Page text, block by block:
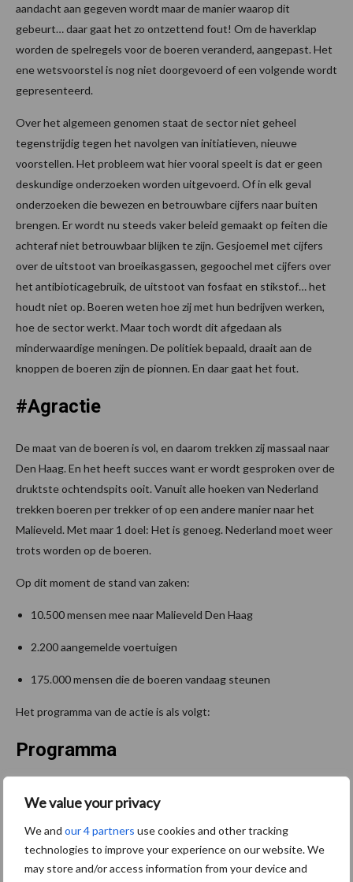
We value your privacy
We and our 4 partners use cookies and other tracking
technologies to improve your experience on our website. We
may store and/or access information from your device and
aandacht aan gegeven wordt maar de manier waarop dit
gebeurt… daar gaat het zo ontzettend fout! Om de haverklap
worden de spelregels voor de boeren veranderd, aangepast. Het
ene wetsvoorstel is nog niet doorgevoerd of een volgende wordt
gepresenteerd.
Over het algemeen genomen staat de sector niet geheel
tegenstrijdig tegen het navolgen van initiatieven, nieuwe
voorstellen. Het probleem wat hier vooral speelt is dat er geen
deskundige onderzoeken worden uitgevoerd. Of in elk geval
onderzoeken die bewezen en betrouwbare cijfers naar buiten
brengen. Er wordt nu steeds vaker beleid gemaakt op feiten die
achteraf niet betrouwbaar blijken te zijn. Gesjoemel met cijfers
over de uitstoot van broeikasgassen, gegoochel met cijfers over
het antibioticagebruik, de uitstoot van fosfaat en stikstof… het
houdt niet op. Boeren weten hoe zij met hun bedrijven werken,
hoe de sector werkt. Maar toch wordt dit afgedaan als
minderwaardige meningen. De politiek bepaald, draait aan de
knoppen de boeren zijn de pionnen. En daar gaat het fout.
#Agractie
De maat van de boeren is vol, en daarom trekken zij massaal naar
Den Haag. En het heeft succes want er wordt gesproken over de
druktste ochtendspits ooit. Vanuit alle hoeken van Nederland
trekken boeren per trekker of op een andere manier naar het
Malieveld. Met maar 1 doel: Het is genoeg. Nederland moet weer
trots worden op de boeren.
Op dit moment de stand van zaken:
10.500 mensen mee naar Malieveld Den Haag
2.200 aangemelde voertuigen
175.000 mensen die de boeren vandaag steunen
Het programma van de actie is als volgt:
Programma
externe catering aanwezig, alcoholvrij
12:00 – 12:30 ontvangst genodigden, sprekers en partners
13:00 uur Aftrap door de dagvoorzitter